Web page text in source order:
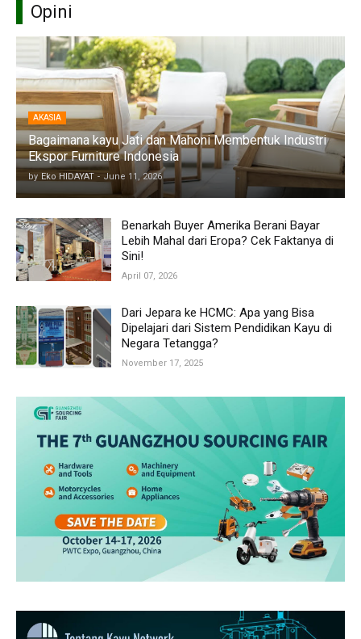
Opini
AKASIA
Bagaimana kayu Jati dan Mahoni Membentuk Industri
Ekspor Furniture Indonesia
by Eko HIDAYAT - June 11, 2026
Benarkah Buyer Amerika Berani Bayar
Lebih Mahal dari Eropa? Cek Faktanya di
Sini!
April 07, 2026
Dari Jepara ke HCMC: Apa yang Bisa
Dipelajari dari Sistem Pendidikan Kayu di
Negara Tetangga?
November 17, 2025